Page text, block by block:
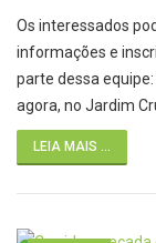
Os interessados
informações e
parte dessa
agora, no Jardim
LEIA MAIS ...